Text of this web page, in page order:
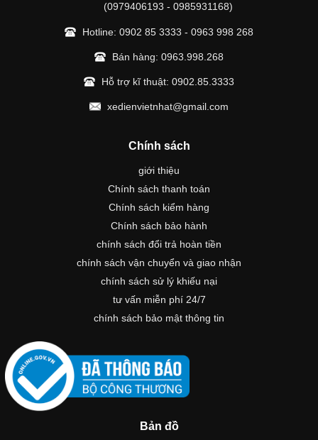
(0979406193 - 0985931168)
Hotline: 0902 85 3333 - 0963 998 268
Bán hàng: 0963.998.268
Hỗ trợ kĩ thuật: 0902.85.3333
xedienvietnhat@gmail.com
Chính sách
giới thiệu
Chính sách thanh toán
Chính sách kiểm hàng
Chính sách bảo hành
chính sách đổi trả hoàn tiền
chính sách vận chuyển và giao nhận
chính sách sử lý khiếu nại
tư vấn miễn phí 24/7
chính sách bảo mật thông tin
Bản đồ